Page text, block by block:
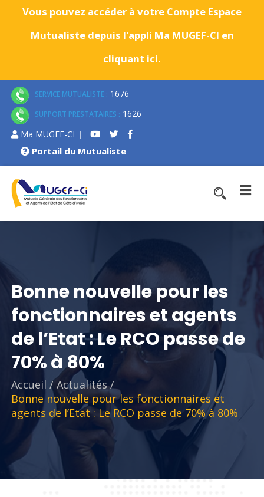
Vous pouvez accéder à votre Compte Espace
Mutualiste depuis l'appli Ma MUGEF-CI en
cliquant ici.
SERVICE MUTUALISTE : 1676
SUPPORT PRESTATAIRES : 1626
Ma MUGEF-CI
Portail du Mutualiste
Bonne nouvelle pour les
fonctionnaires et agents
de l’Etat : Le RCO passe de
70% à 80%
Accueil /Actualités/
Bonne nouvelle pour les fonctionnaires et
agents de l’Etat : Le RCO passe de 70% à 80%